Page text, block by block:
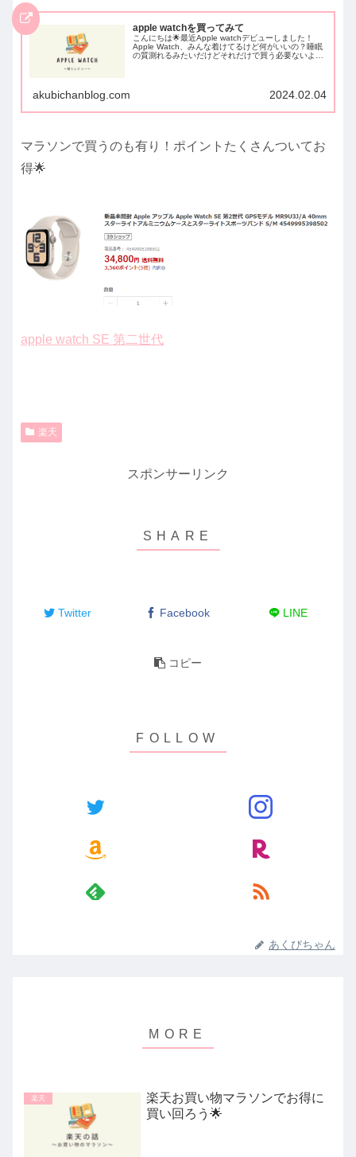
apple watchを買ってみて
こんにちは🌟最近Apple watchデビューしました！
Apple Watch、みんな着けてるけど何がいいの？睡眠
の質測れるみたいだけどそれだけで買う必要ないよな
akubichanblog.com 2024.02.04
マラソンで買うのも有り！ポイントたくさんついてお
得🌟
apple watch SE 第二世代
楽天
スポンサーリンク
Twitter Facebook LINE
コピー
あくびちゃん
楽天
楽天お買い物マラソンでお得に
買い回ろう🌟